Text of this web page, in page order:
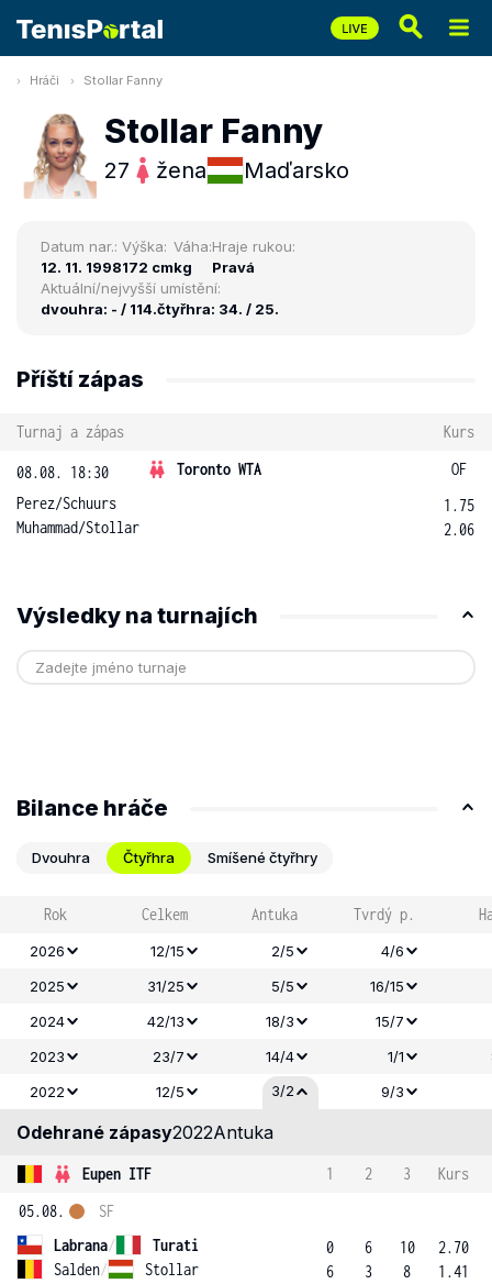
Hráči Stollar Fanny
Stollar Fanny
27 žena Maďarsko
Datum nar.:
12. 11. 1998
Výška:
172 cm
Váha:
kg
Hraje rukou:
Pravá
Aktuální/nejvyšší umístění:
dvouhra: - / 114.čtyřhra: 34. / 25.
Příští zápas
Turnaj a zápas Kurs
08.08. 18:30 Toronto WTA
OF
Perez/Schuurs
Muhammad/Stollar
1.75
2.06
Výsledky na turnajích
Bilance hráče
Dvouhra Čtyřhra Smíšené čtyřhry
Rok Celkem Antuka Tvrdý p.
2026 12/15 2/5
4/6
2025
31/25 5/5 16/15
2024
42/13 18/3 15/7
2023
23/7 14/4 1/1
2022
12/5 3/2 9/3
Odehrané zápasy2022Antuka
Eupen ITF 1 2 3
Kurs
05.08.
Labrana/
Turati
Salden/ Stollar
SF
0
6
6
3
10
8
2.70
1.41